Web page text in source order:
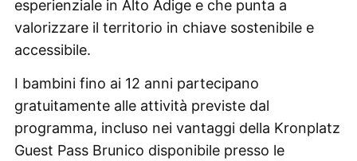
esperienziale in Alto Adige e che punta a
valorizzare il territorio in chiave sostenibile e
accessibile.
I bambini fino ai 12 anni partecipano
gratuitamente alle attività previste dal
programma, incluso nei vantaggi della Kronplatz
Guest Pass Brunico disponibile presso le